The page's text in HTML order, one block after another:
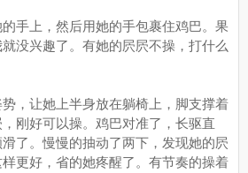
上，然后用她的手包裹住鸡巴。果
没兴趣了。有她的屄屄不操，打什么
让她上半身放在躺椅上，脚支撑着
刚好可以操。鸡巴对准了，长驱直
了。慢慢的抽动了两下，发现她的屄
更好，省的她疼醒了。有节奏的操着